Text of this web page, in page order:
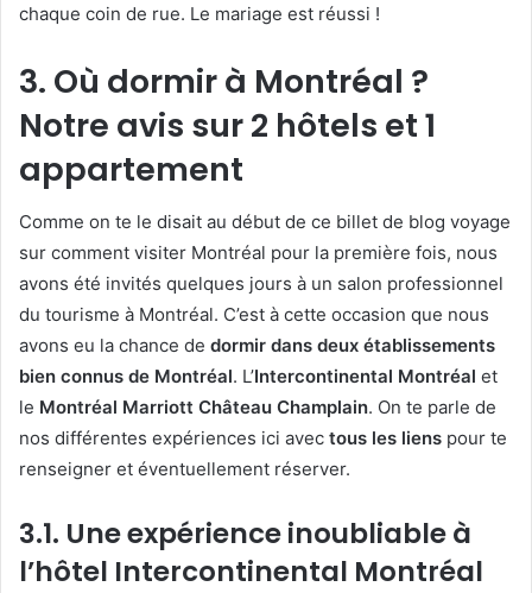
chaque coin de rue. Le mariage est réussi !
3. Où dormir à Montréal ?
Notre avis sur 2 hôtels et 1
appartement
Comme on te le disait au début de ce billet de blog voyage
sur comment visiter Montréal pour la première fois, nous
avons été invités quelques jours à un salon professionnel
du tourisme à Montréal. C’est à cette occasion que nous
avons eu la chance de dormir dans deux établissements
bien connus de Montréal. L’Intercontinental Montréal et
le Montréal Marriott Château Champlain. On te parle de
nos différentes expériences ici avec tous les liens pour te
renseigner et éventuellement réserver.
3.1. Une expérience inoubliable à
l’hôtel Intercontinental Montréal